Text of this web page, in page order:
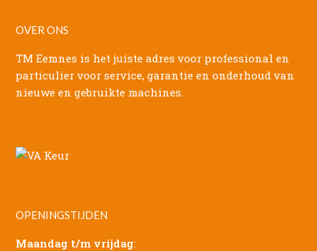
OVER ONS
TM Eemnes is het juiste adres voor professional en
particulier voor service, garantie en onderhoud van
nieuwe en gebruikte machines.
OPENINGSTIJDEN
Maandag t/m vrijdag: